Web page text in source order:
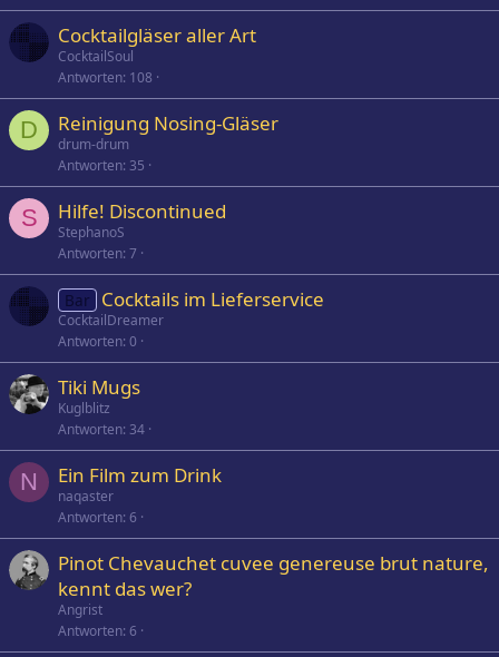
s
Cocktailgläser aller Art
CocktailSoul
Antworten 108
D Reinigung Nosing-Gläser
drum-drum
Antworten 35
S Hilfe! Discontinued
StephanoS
Antworten 7
Bar Cocktails im Lieferservice
CocktailDreamer
Antworten 0
Tiki Mugs
Kuglblitz
Antworten 34
N Ein Film zum Drink
naqaster
Antworten 6
Pinot Chevauchet cuvee genereuse brut nature,
kennt das wer?
Angrist
Antworten 6